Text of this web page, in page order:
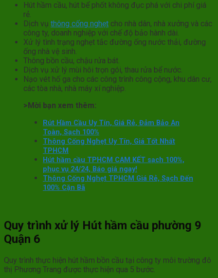
Hút hầm cầu, hút bể phốt không đục phá với chi phí giá
rẻ.
Dịch vụ thông cống nghẹt cho nhà dân, nhà xưởng và các
công ty, doanh nghiệp với chế độ bảo hành dài.
Xử lý tình trạng nghẹt tắc đường ống nước thải, đường
ống nhà vệ sinh.
Thông bồn cầu, chậu rửa bát.
Dịch vụ xử lý mùi hôi trọn gói, thau rửa bể nước.
Nạo vét hố ga cho các công trình công cộng, khu dân cư,
các tòa nhà, nhà máy xí nghiệp.
>Mời bạn xem thêm:
Rút Hầm Cầu Uy Tín, Giá Rẻ, Đảm Bảo An
Toàn, Sạch 100%
Thông Cống Nghẹt Uy Tín, Giá Tốt Nhất
TPHCM
Hút hầm cầu TPHCM CAM KẾT sạch 100%,
phục vụ 24/24, Báo giá ngay!
Thông Cống Nghẹt TPHCM Giá Rẻ, Sạch Đến
100% Cặn Bã
Quy trình xử lý Hút hầm cầu phường 9
Quận 6
Quy trình thực hiện hút hầm bồn cầu tại công ty môi trường đô
thị Phương Trang được thực hiện qua 5 bước.